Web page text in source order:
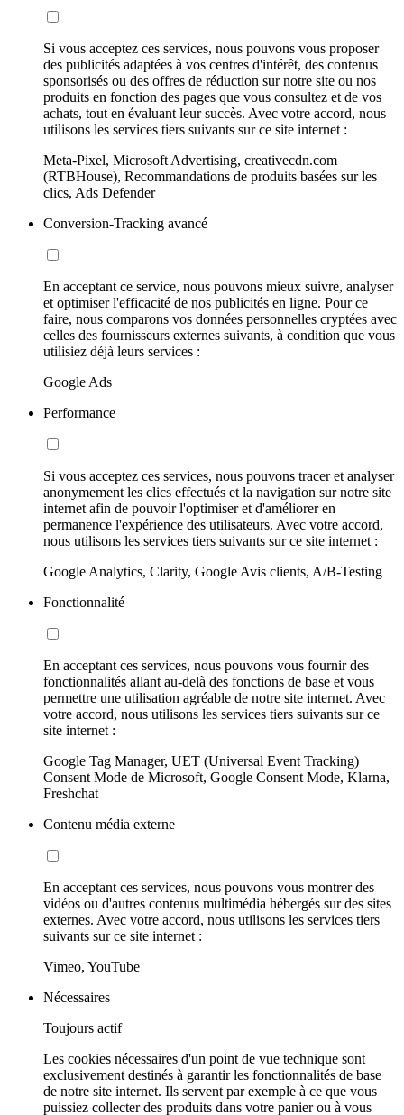
Si vous acceptez ces services, nous pouvons vous proposer
des publicités adaptées à vos centres d'intérêt, des contenus
sponsorisés ou des offres de réduction sur notre site ou nos
produits en fonction des pages que vous consultez et de vos
achats, tout en évaluant leur succès. Avec votre accord, nous
utilisons les services tiers suivants sur ce site internet :
Meta-Pixel, Microsoft Advertising, creativecdn.com
(RTBHouse), Recommandations de produits basées sur les
clics, Ads Defender
Conversion-Tracking avancé
En acceptant ce service, nous pouvons mieux suivre, analyser
et optimiser l'efficacité de nos publicités en ligne. Pour ce
faire, nous comparons vos données personnelles cryptées avec
celles des fournisseurs externes suivants, à condition que vous
utilisiez déjà leurs services :
Google Ads
Performance
Si vous acceptez ces services, nous pouvons tracer et analyser
anonymement les clics effectués et la navigation sur notre site
internet afin de pouvoir l'optimiser et d'améliorer en
permanence l'expérience des utilisateurs. Avec votre accord,
nous utilisons les services tiers suivants sur ce site internet :
Google Analytics, Clarity, Google Avis clients, A/B-Testing
Fonctionnalité
En acceptant ces services, nous pouvons vous fournir des
fonctionnalités allant au-delà des fonctions de base et vous
permettre une utilisation agréable de notre site internet. Avec
votre accord, nous utilisons les services tiers suivants sur ce
site internet :
Google Tag Manager, UET (Universal Event Tracking)
Consent Mode de Microsoft, Google Consent Mode, Klarna,
Freshchat
Contenu média externe
En acceptant ces services, nous pouvons vous montrer des
vidéos ou d'autres contenus multimédia hébergés sur des sites
externes. Avec votre accord, nous utilisons les services tiers
suivants sur ce site internet :
Vimeo, YouTube
Nécessaires
Toujours actif
Les cookies nécessaires d'un point de vue technique sont
exclusivement destinés à garantir les fonctionnalités de base
de notre site internet. Ils servent par exemple à ce que vous
puissiez collecter des produits dans votre panier ou à vous